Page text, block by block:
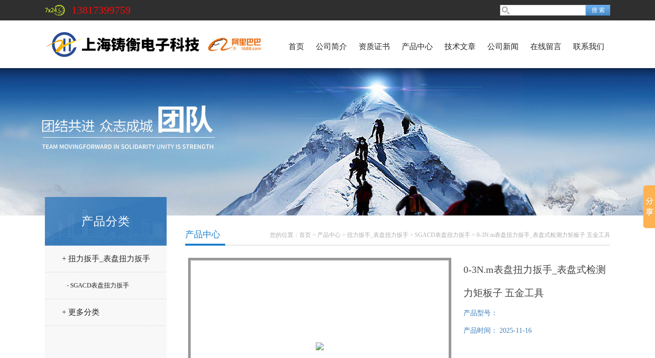
13817399759
首页 公司简介 资质证书 产品中心 技术文章 公司新闻 在线留言 联系我们
产品分类
+ 扭力扳手_表盘扭力扳手
- SGACD表盘扭力扳手
+ 更多分类
您的位置： 首页 > 产品中心 > 扭力扳手_表盘扭力扳手 > SGACD表盘扭力扳手 > 0-3N.m表盘扭力扳手_表盘式检测力矩板子 五金工具
产品中心
0-3N.m表盘扭力扳手_表盘式检测
力矩板子 五金工具
产品型号：
产品时间： 2025-11-16